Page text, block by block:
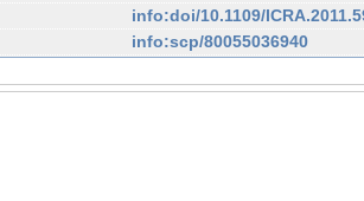
info:doi/10.1109/
info:scp/80055036940